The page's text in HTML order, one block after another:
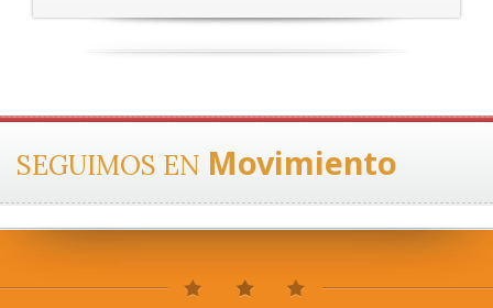
SEGUIMOS EN Movimiento